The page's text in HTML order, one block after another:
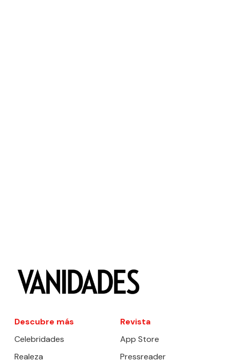
Descubre más
Celebridades
Realeza
Revista
App Store
Pressreader